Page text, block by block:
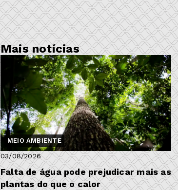
Mais notícias
MEIO AMBIENTE
03/08/2026
Falta de água pode prejudicar mais as
plantas do que o calor